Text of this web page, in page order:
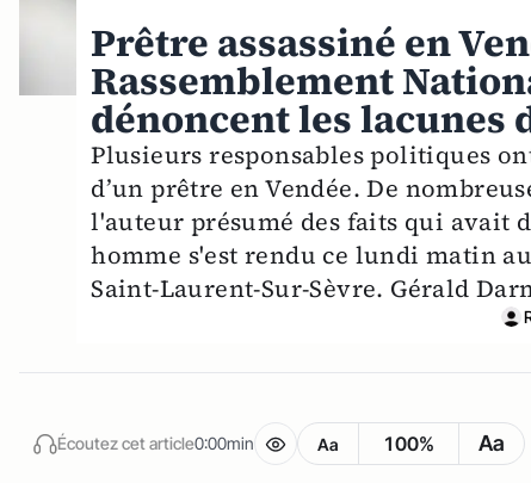
Prêtre assassiné en
Rassemblement
dénoncent les lacunes
Plusieurs responsables politiques
d’un prêtre en Vendée. De
l'auteur présumé des faits qui avait
homme s'est rendu ce lundi matin
Saint-Laurent-Sur-Sèvre. Gérald
Écoutez cet article0:00min Aa 100% Aa